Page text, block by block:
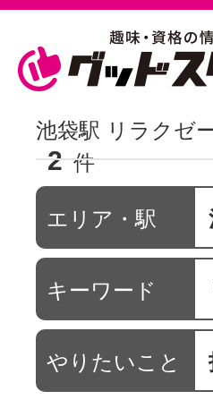
池袋駅 リラクゼ
2 件
エリア・駅
キーワード
やりたいこと